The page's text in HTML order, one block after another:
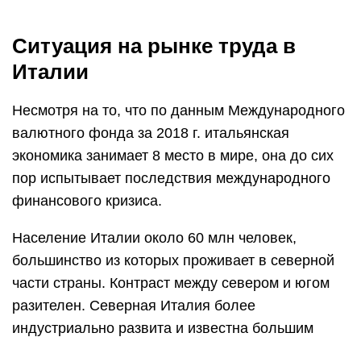
Ситуация на рынке труда в
Италии
Несмотря на то, что по данным Международного
валютного фонда за 2018 г. итальянская
экономика занимает 8 место в мире, она до сих
пор испытывает последствия международного
финансового кризиса.
Население Италии около 60 млн человек,
большинство из которых проживает в северной
части страны. Контраст между севером и югом
разителен. Северная Италия более
индустриально развита и известна большим